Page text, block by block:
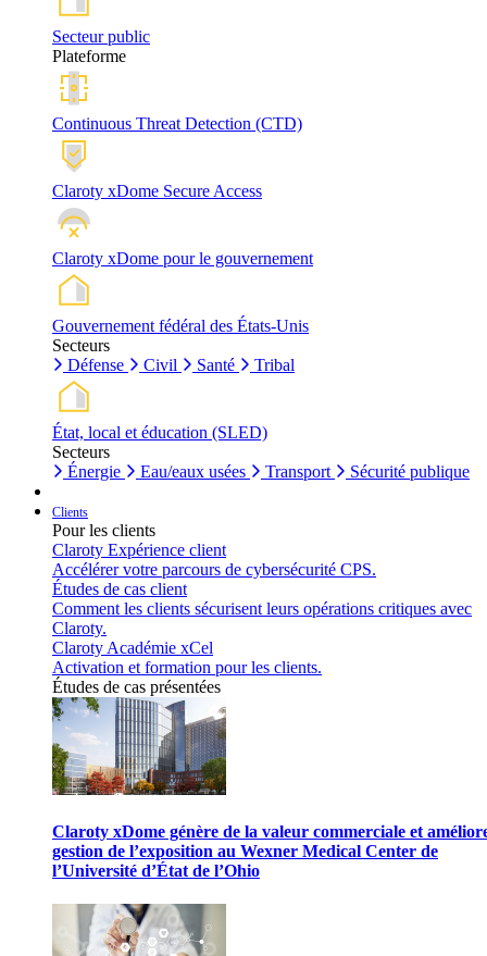
Secteur public
Plateforme
Continuous Threat Detection (CTD)
Claroty xDome Secure Access
Claroty xDome pour le gouvernement
Gouvernement fédéral des États-Unis
Secteurs
Défense
Civil Santé Tribal
État, local et éducation (SLED)
Secteurs
Énergie
Eau/eaux usées Transport Sécurité publique
Clients
Pour les clients
Claroty Expérience client
Accélérer votre parcours de cybersécurité CPS.
Études de cas client
Comment les clients sécurisent leurs opérations critiques avec
Claroty.
Claroty Académie xCel
Activation et formation pour les clients.
Études de cas présentées
Claroty xDome génère de la valeur commerciale et
gestion de l’exposition au Wexner Medical Center de
l’Université d’État de l’Ohio